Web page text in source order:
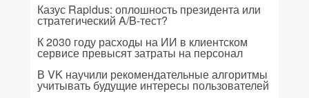
Казус Rapidus: оплошность президента или
стратегический A/B-тест?
К 2030 году расходы на ИИ в клиентском
сервисе превысят затраты на персонал
В VK научили рекомендательные алгоритмы
учитывать будущие интересы пользователей